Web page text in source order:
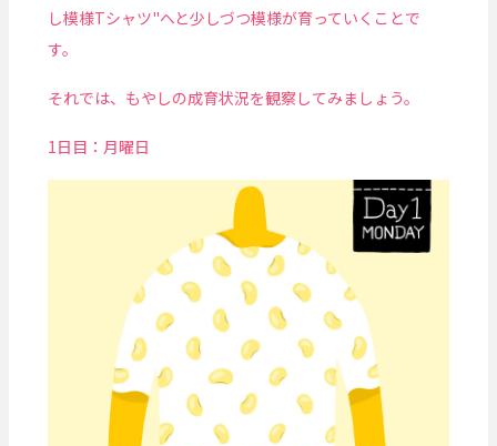
し模様Tシャツ"へと少しづつ模様が育っていくことで
す。
それでは、もやしの成育状況を観察してみましょう。
1日目：月曜日